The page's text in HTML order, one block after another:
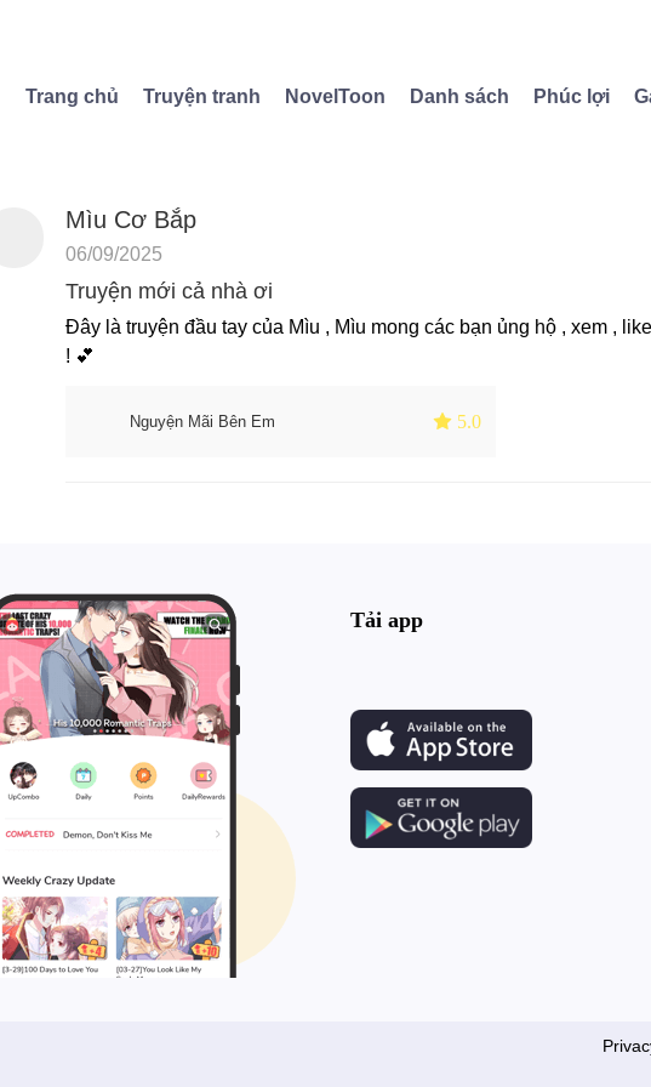
Trang chủ Truyện tranh NovelToon Danh sách Phúc lợi
Mìu Cơ Bắp
06/09/2025
Truyện mới cả nhà ơi
Đây là truyện đầu tay của Mìu , Mìu mong các bạn ủng hộ , xem ,
! 💕
Nguyện Mãi Bên Em  5.0
Tải app